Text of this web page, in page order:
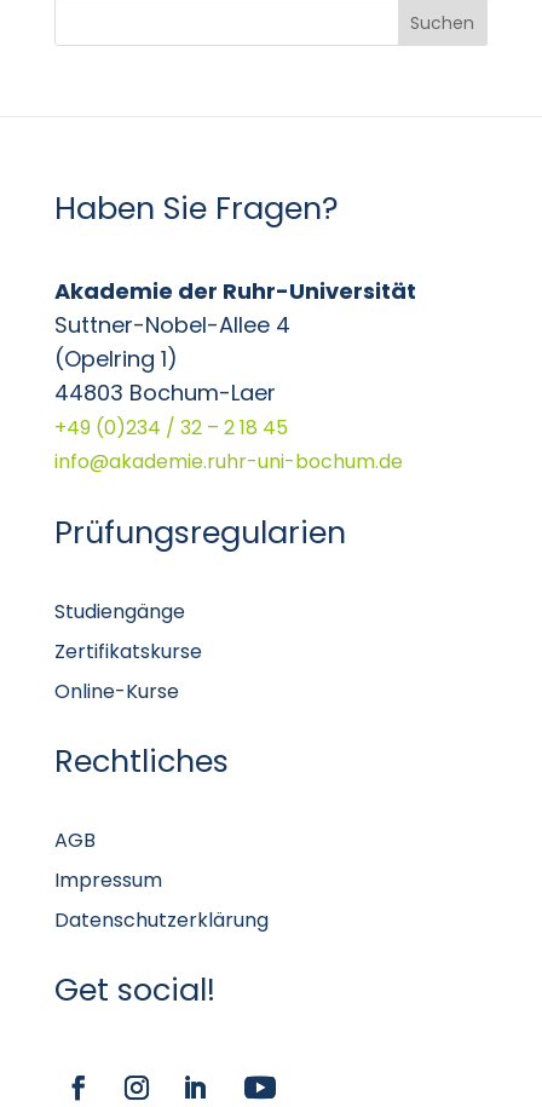
Suchen
Haben Sie Fragen?
Akademie der Ruhr-Universität
Suttner-Nobel-Allee 4
(Opelring 1)
44803 Bochum-Laer
+49 (0)234 / 32 – 2 18 45
info@akademie.ruhr-uni-bochum.de
Prüfungsregularien
Studiengänge
Zertifikatskurse
Online-Kurse
Rechtliches
AGB
Impressum
Datenschutzerklärung
Get social!